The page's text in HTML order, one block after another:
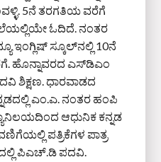
5ನೆ ತರಗತಿಯ ವರೆಗೆ
ಓದಿದೆ. ನಂತರ
ಇಂಗ್ಲಿಷ್ ಸ್ಕೂಲ್‌ನಲ್ಲಿ 10ನೆ
ಹೊನ್ನಾವರದ ಎಸ್‌ಡಿಎಂ
ಶಿಕ್ಷಣ. ಧಾರವಾಡದ
ಎಂ.ಎ. ನಂತರ ಹಂಪಿ
ಆಧುನಿಕ ಕನ್ನಡ
ಪತ್ರಿಕೆಗಳ ಪಾತ್ರ
ಪಿಎಚ್‌.ಡಿ ಪದವಿ.